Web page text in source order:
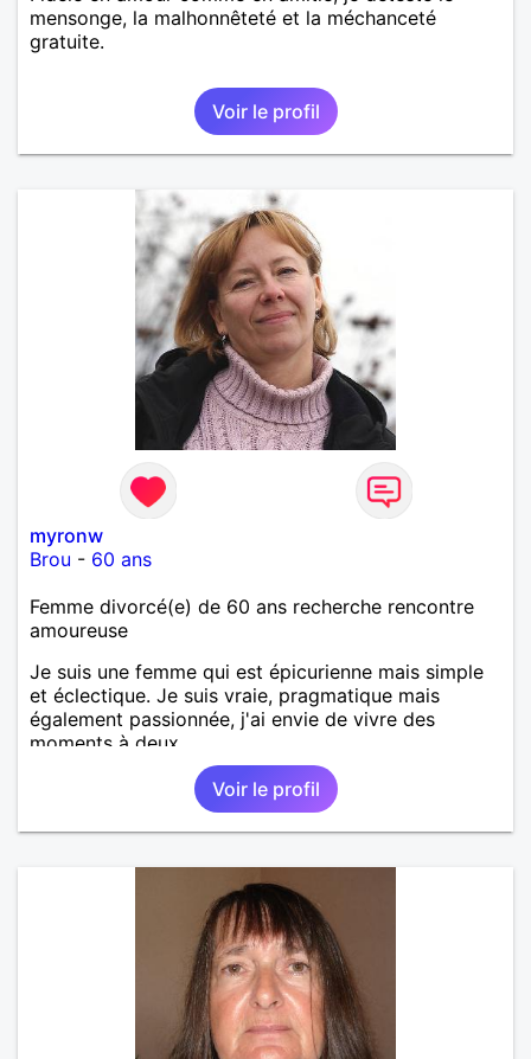
mensonge, la malhonnêteté et la méchanceté
gratuite.
Voir le profil
myronw
Brou - 60 ans
Femme divorcé(e) de 60 ans recherche rencontre
amoureuse
Je suis une femme qui est épicurienne mais simple
et éclectique. Je suis vraie, pragmatique mais
également passionnée, j'ai envie de vivre des
moments à deux.
Voir le profil